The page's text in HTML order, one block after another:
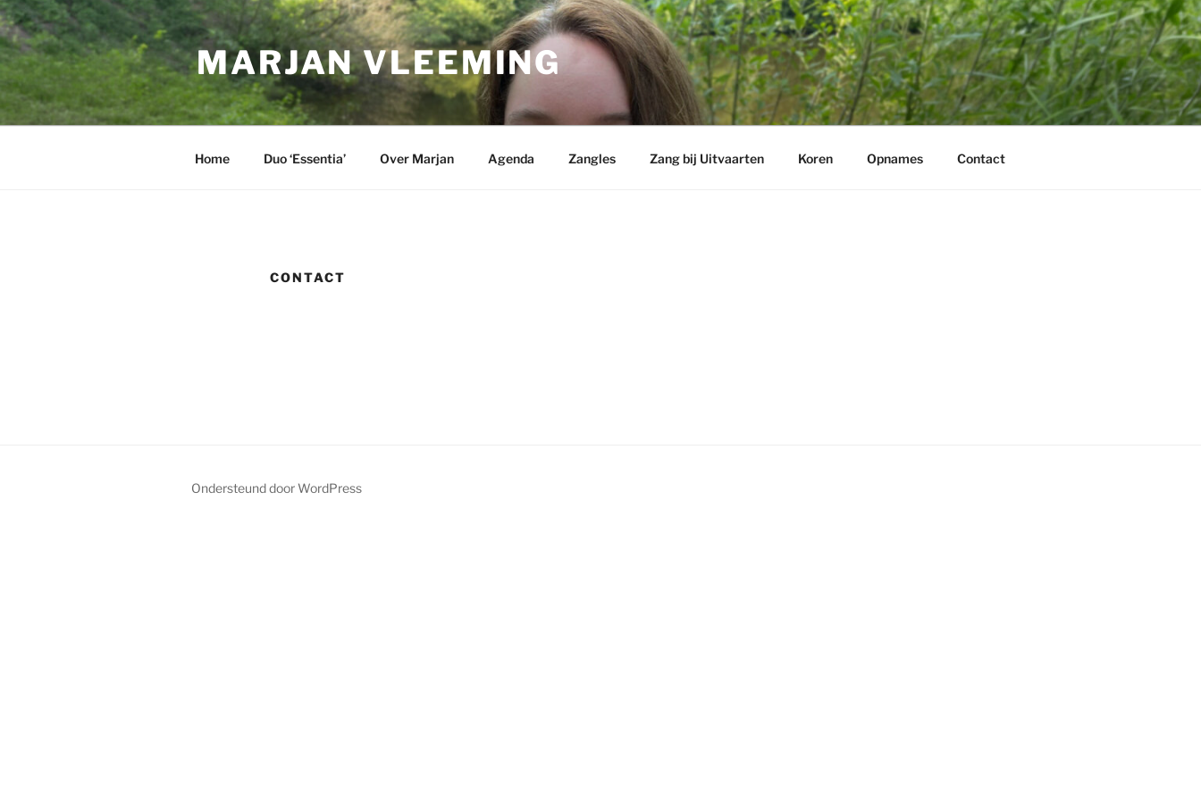
Ga
naar
de
inhoud
MARJAN VLEEMING
Home Duo ‘Essentia’ Over Marjan Agenda Zangles Zang bij Uitvaarten Koren Opnames Contact
CONTACT
Ondersteund door WordPress